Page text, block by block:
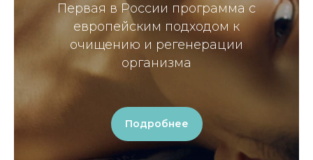
Первая в России программа с
европейским подходом к
очищению и регенерации
организма
Подробнее